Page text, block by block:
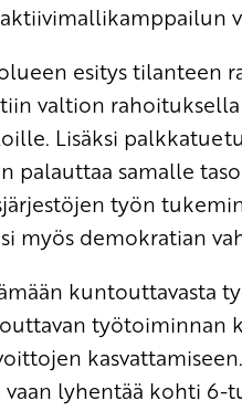
esitys tilanteen
valtion
Lisäksi
palauttaa samalle
työn
myös demokratian
kuntouttavasta
työtoiminnan
lyhentää kohti 6-